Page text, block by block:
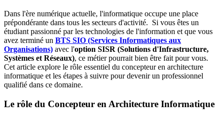
Dans l'ère numérique actuelle, l'informatique occupe une place
prépondérante dans tous les secteurs d'activité. Si vous êtes un
étudiant passionné par les technologies de l'information et que vous
avez terminé un BTS SIO (Services Informatiques aux
Organisations) avec l'option SISR (Solutions d'Infrastructure,
Systèmes et Réseaux), ce métier pourrait bien être fait pour vous.
Cet article explore le rôle essentiel du concepteur en architecture
informatique et les étapes à suivre pour devenir un professionnel
qualifié dans ce domaine.
Le rôle du Concepteur en Architecture Informatique